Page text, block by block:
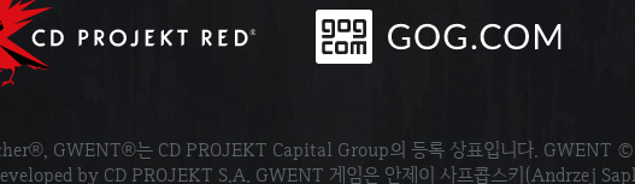
GWENT®는 CD PROJEKT Capital Group의 등록 상표입니다. GWENT ©
by CD PROJEKT S.A. GWENT 게임은 안제이 사프콥스키(Andrzej